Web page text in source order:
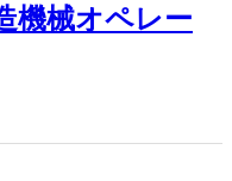
機械オペレー